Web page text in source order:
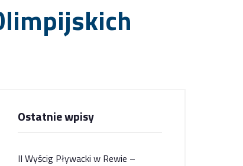
Ostatnie wpisy
II Wyścig Pływacki w Rewie –